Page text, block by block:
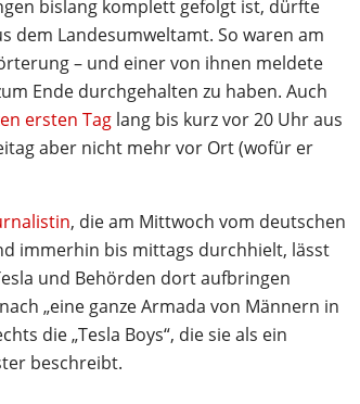
bislang komplett gefolgt ist, dürfte
dem Landesumweltamt. So waren am
– und einer von ihnen meldete
Ende durchgehalten zu haben. Auch
ersten Tag lang bis kurz vor 20 Uhr aus
aber nicht mehr vor Ort (wofür er
, die am Mittwoch vom deutschen
immerhin bis mittags durchhielt, lässt
und Behörden dort aufbringen
„eine ganze Armada von Männern in
die „Tesla Boys“, die sie als ein
beschreibt.